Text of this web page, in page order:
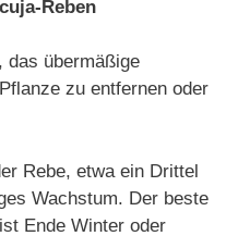
Reben
das übermäßige
zu entfernen oder
Rebe, etwa ein Drittel
Wachstum. Der beste
Ende Winter oder